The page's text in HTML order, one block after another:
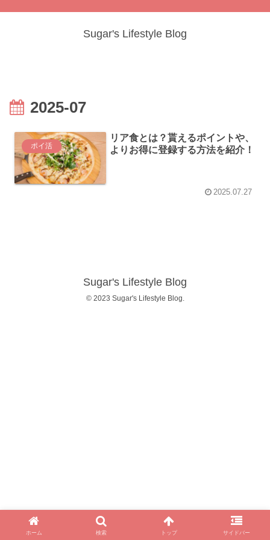
Sugar's Lifestyle Blog
2025-07
ポイ活
リア食とは？貰えるポイントや、
よりお得に登録する方法を紹介！
2025.07.27
Sugar's Lifestyle Blog
© 2023 Sugar's Lifestyle Blog.
ホーム 検索 トップ サイドバー